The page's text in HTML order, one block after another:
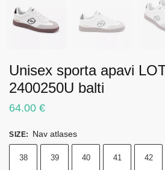
Unisex sporta apavi
2400250U balti
64.00 €
SIZE: Nav atlases
38 39 40 41 42